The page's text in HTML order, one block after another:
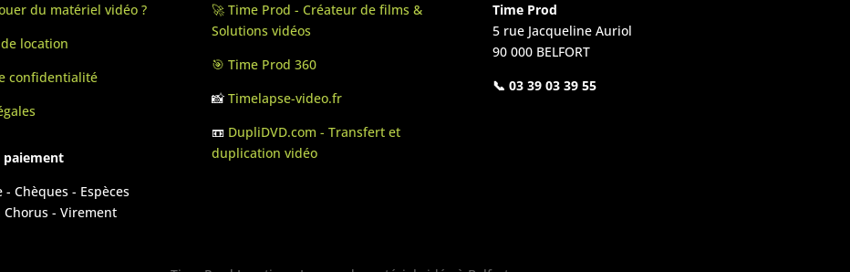
du matériel vidéo ?
location
confidentialité
paiement
- Chèques - Espèces
Chorus - Virement
🚀 Time Prod - Créateur de films &
Solutions vidéos
🎯 Time Prod 360
📸Timelapse-video.fr
📼 DupliDVD.com - Transfert et
duplication vidéo
Time Prod
5 rue Jacqueline Auriol
90 000 BELFORT
📞 03 39 03 39 55